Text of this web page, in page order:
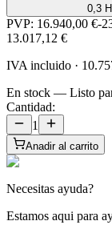
0,3
PVP: 16.940,00 €-
13.017,12 €
IVA incluido ·
En stock — Listo
Cantidad:
1
Anadir al carrito
Necesitas ayuda?
Estamos aqui para